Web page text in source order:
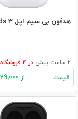
هدفون بی‌ سیم اپل Airpods 3
2 ساعت پیش در فروشگاه
قیمت از